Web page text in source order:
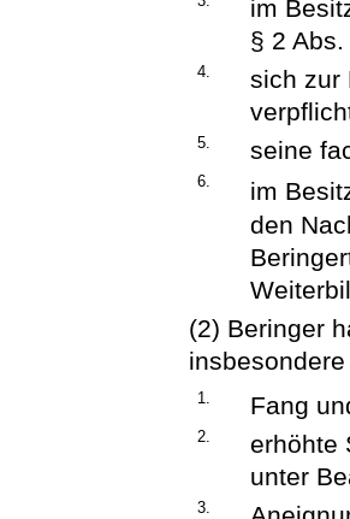
im
§ 2
4.
sich zur
5. seine
6.
im
den
(2) Beringer
1. Fang
2.
erhöhte
unter
3.